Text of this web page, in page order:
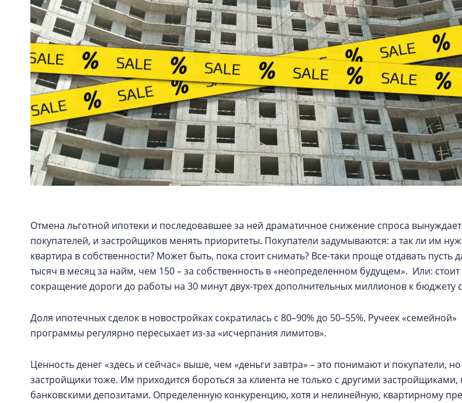
Отмена льготной ипотеки и последовавшее за ней драматичное снижение спроса
покупателей, и застройщиков менять приоритеты. Покупатели задумываются: а так ли им
квартира в собственности? Может быть, пока стоит снимать? Все-таки проще отдавать пусть
тысяч в месяц за найм, чем 150 – за собственность в «неопределенном будущем». Или: стоит
сокращение дороги до работы на 30 минут двух-трех дополнительных миллионов к бюджету
Доля ипотечных сделок в новостройках сократилась с 80–90% до 50–55%. Ручеек «семейной»
программы регулярно пересыхает из-за «исчерпания лимитов».
Ценность денег «здесь и сейчас» выше, чем «деньги завтра» – это понимают и покупатели,
застройщики тоже. Им приходится бороться за клиента не только с другими застройщиками,
банковскими депозитами. Определенную конкуренцию, хотя и нелинейную, квартирному